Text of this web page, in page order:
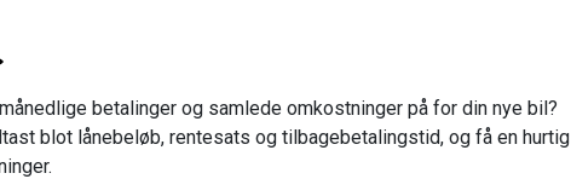
betalinger og samlede omkostninger på for din nye bil?
blot lånebeløb, rentesats og tilbagebetalingstid, og få en hurtig